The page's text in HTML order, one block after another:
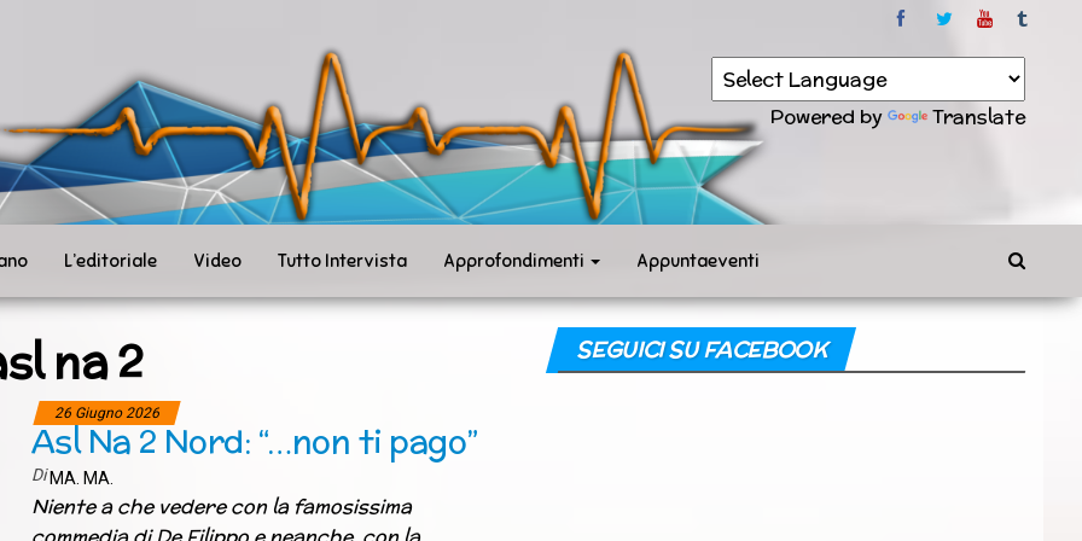
Powered by Translate
L’editoriale Video Tutto Intervista Approfondimenti Appuntaeventi
na 2
26 Giugno 2026
Asl Na 2 Nord: “…non ti pago”
Di MA. MA.
Niente a che vedere con la famosissima
SEGUICI SU FACEBOOK